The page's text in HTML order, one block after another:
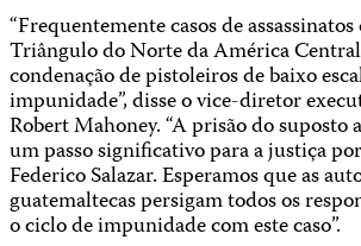
“Frequentemente casos de
Triângulo do Norte da América
condenação de pistoleiros de baixo
impunidade”, disse o vice-diretor
Robert Mahoney. “A prisão do
um passo significativo para a justiça
Federico Salazar. Esperamos que as
guatemaltecas persigam todos os
o ciclo de impunidade com este caso”.